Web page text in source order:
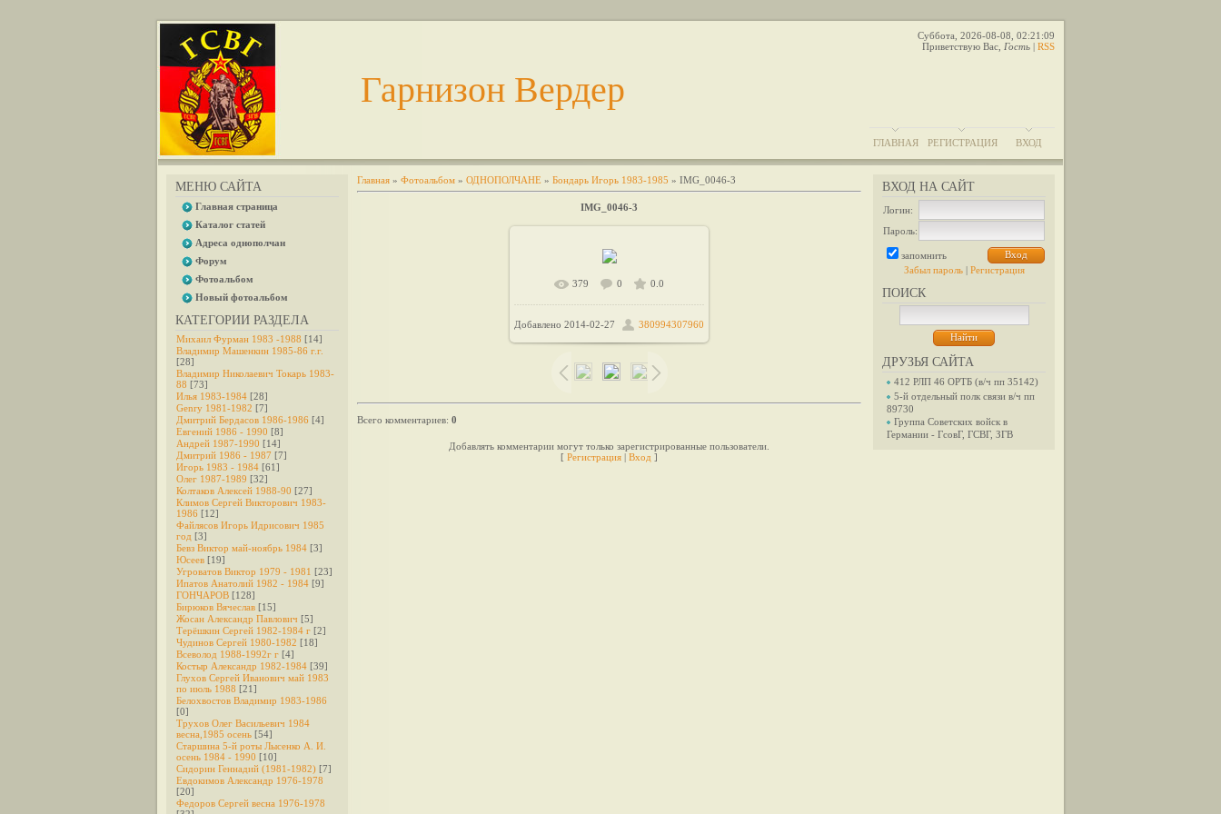
Гарнизон Вердер
Суббота, 2026-08-08, 02:21:09
Приветствую Вас Гость | RSS
ГЛАВНАЯ РЕГИСТРАЦИЯ ВХОД
МЕНЮ САЙТА
Главная страница
Каталог статей
Адреса однополчан
Форум
Фотоальбом
Новый фотоальбом
КАТЕГОРИИ РАЗДЕЛА
Михаил Фурман 1983 -1988 [14]
Владимир Машенкин 1985-86 г.г.
[28]
Владимир Николаевич Токарь 1983-
88 [73]
Илья 1983-1984 [28]
Genry 1981-1982 [7]
Дмитрий Бердасов 1986-1986 [4]
Евгений 1986 - 1990 [8]
Андрей 1987-1990 [14]
Дмитрий 1986 - 1987 [7]
Игорь 1983 - 1984 [61]
Олег 1987-1989 [32]
Колтаков Алексей 1988-90 [27]
Климов Сергей Викторович 1983-
1986 [12]
Файлясов Игорь Идрисович 1985
год [3]
Бевз Виктор май-ноябрь 1984 [3]
Юсеев [19]
Угроватов Виктор 1979 - 1981 [23]
Ипатов Анатолий 1982 - 1984 [9]
ГОНЧАРОВ [128]
Бирюков Вячеслав [15]
Жосан Александр Павлович [5]
Терёшкин Сергей 1982-1984 г [2]
Чудинов Сергей 1980-1982 [18]
Всеволод 1988-1992г г [4]
Костыр Александр 1982-1984 [39]
Глухов Сергей Иванович май 1983
по июль 1988 [21]
Белохвостов Владимир 1983-1986
[0]
Трухов Олег Васильевич 1984
весна,1985 осень [54]
Старшина 5-й роты Лысенко А. И.
осень 1984 - 1990 [10]
Сидорин Геннадий (1981-1982) [7]
Евдокимов Александр 1976-1978
[20]
Федоров Cергей весна 1976-1978
ВХОД НА САЙТ
Логин:
Пароль:
запомнить
Забыл пароль| Регистрация
ПОИСК
ДРУЗЬЯ САЙТА
412 РЛП 46 ОРТБ (в/ч пп 35142)
5-й отдельный полк связи в/ч пп
89730
Группа Советских войск в
Германии - ГсовГ, ГСВГ, ЗГВ
Главная » Фотоальбом » ОДНОПОЛЧАНЕ » Бондарь Игорь 1983-1985 » IMG_0046-3
IMG_0046-3
В реальном размере 1600x964
/ 205.7Kb
379 0 0.0
Добавлено 2014-02-27 380994307960
Всего комментариев: 0
Добавлять комментарии могут только зарегистрированные пользователи.
[ Регистрация | Вход ]